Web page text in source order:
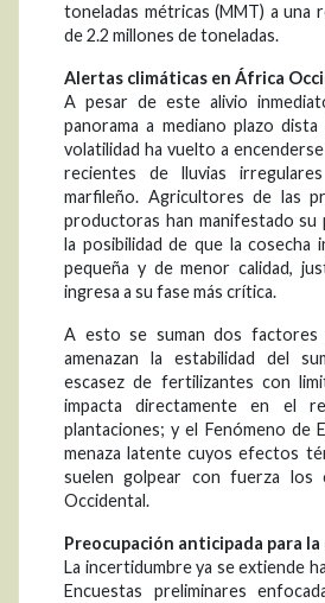
toneladas métricas (MMT) a una
de 2.2 millones de toneladas.
Alertas climáticas en África
A pesar de este alivio
panorama a mediano plazo
volatilidad ha vuelto a
recientes de lluvias
marfileño. Agricultores de las
productoras han manifestado su
la posibilidad de que la cosecha
pequeña y de menor calidad,
ingresa a su fase más crítica.
A esto se suman dos factores
amenazan la estabilidad del
escasez de fertilizantes con
impacta directamente en el
plantaciones; y el Fenómeno de
menaza latente cuyos efectos
suelen golpear con fuerza los
Occidental.
Preocupación anticipada para la
La incertidumbre ya se extiende
Encuestas preliminares